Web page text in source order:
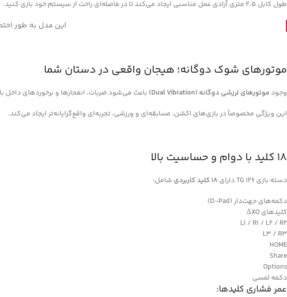
طول کابل 2.5 متری آزادی عمل مناسبی ایجاد می‌کند تا در فاصله‌ای راحت از سیستم خود بازی کنید.
این مدل به طور
موتورهای شوک دوگانه؛ هیجان واقعی در دستان شما
وجودموتورهای لرزشی دوگانه (Dual Vibration)
باعث می‌شود ضربات، انفجارها و برخوردهای داخل
این ویژگی مخصوصاً در بازی‌های اکشن، مسابقه‌ای و ورزشی، تجربه‌ای واقع‌گرایانه‌تر ایجاد می‌کند.
18 کلید با دوام و حساسیت بالا
دسته بازی TG 126 دارای 18 کلید کاربردی
شامل:
دکمه‌های جهت‌دار (D-Pad)
کلیدهای XO∆
L1 / R1 / L2 / R2
L3 / R3
HOME
Share
Options
دکمه لمسی
عمر فشاری کلیدها: